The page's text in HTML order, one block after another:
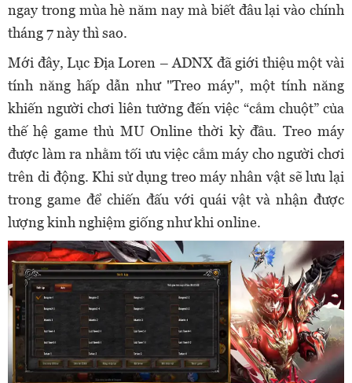
ngay trong mùa hè năm nay mà biết đâu lại vào chính
tháng 7 này thì sao.
Mới đây, Lục Địa Loren – ADNX đã giới thiệu một vài
tính năng hấp dẫn như "Treo máy", một tính năng
khiến người chơi liên tưởng đến việc “cắm chuột” của
thế hệ game thủ MU Online thời kỳ đầu. Treo máy
được làm ra nhằm tối ưu việc cắm máy cho người chơi
trên di động. Khi sử dụng treo máy nhân vật sẽ lưu lại
trong game để chiến đấu với quái vật và nhận được
lượng kinh nghiệm giống như khi online.